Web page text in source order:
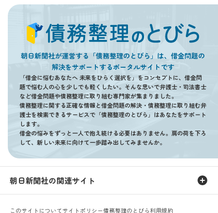
朝日新聞社が運営する「債務整理のとびら」は、借金問題の
解決をサポートするポータルサイトです
「借金に悩むあなたへ 未来をひらく選択を」をコンセプトに、借金問
題で悩む人の心を少しでも軽くしたい。そんな思いで弁護士・司法書士
など借金問題や債務整理に取り組む専門家が集まりました。
債務整理に関する正確な情報と借金問題の解決・債務整理に取り組む弁
護士を検索できるサービスで「債務整理のとびら」はあなたをサポート
します。
借金の悩みをずっと一人で抱え続ける必要はありません。肩の荷を下ろ
して、新しい未来に向けて一歩踏み出してみませんか。
朝日新聞社の関連サイト
このサイトについてサイトポリシー債務整理のとびら利用規約